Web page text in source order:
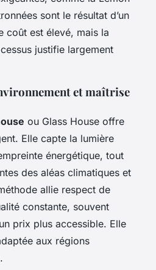
sont le résultat d’un
coût est élevé, mais la
justifie largement
et maîtrise
ou Glass House offre
Elle capte la lumière
énergétique, tout
des aléas climatiques et
allie respect de
constante, souvent
prix plus accessible. Elle
aux régions